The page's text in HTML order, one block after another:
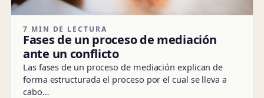
7 MIN DE LECTURA
Fases de un proceso de mediación
ante un conflicto
Las fases de un proceso de mediación explican de
forma estructurada el proceso por el cual se lleva a
cabo…